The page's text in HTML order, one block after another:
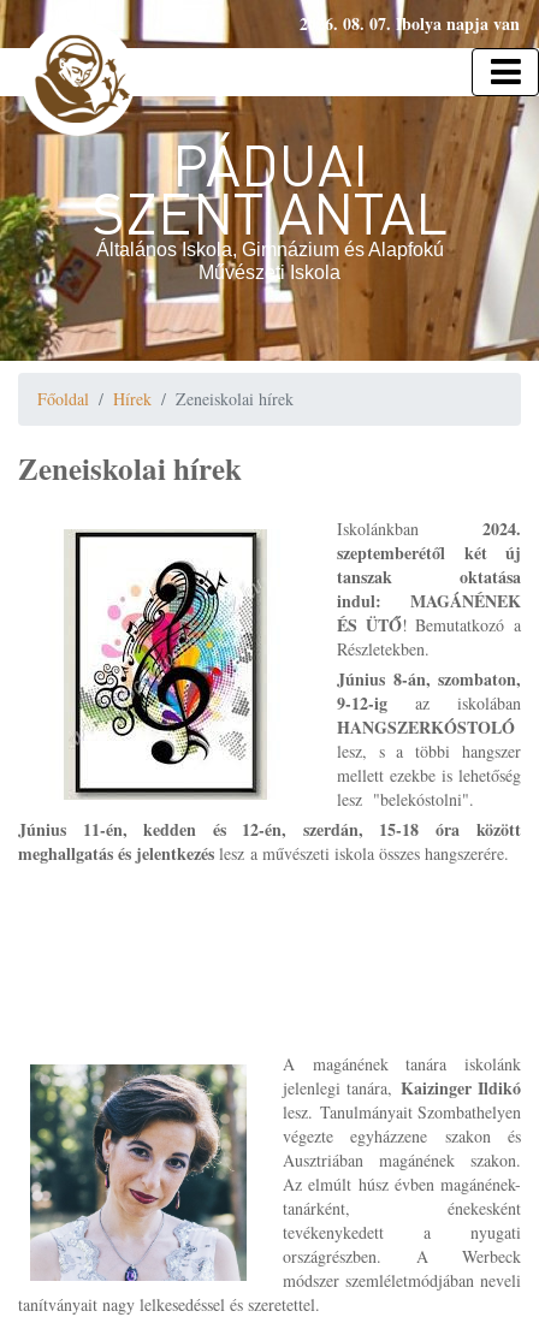
2026. 08. 07. Ibolya napja van
PÁDUAI
SZENT ANTAL
Általános Iskola, Gimnázium és Alapfokú
Művészeti Iskola
Főoldal Hírek Zeneiskolai hírek
Zeneiskolai hírek
Iskolánkban 2024.
szeptemberétől két új
tanszak oktatása
indul: MAGÁNÉNEK
ÉS ÜTŐ! Bemutatkozó a
Részletekben.
Június 8-án, szombaton,
9-12-ig az iskolában
HANGSZERKÓSTOLÓ
lesz, s a többi hangszer
mellett ezekbe is lehetőség
lesz "belekóstolni".
Június 11-én, kedden és 12-én, szerdán, 15-18 óra között
meghallgatás és jelentkezés lesz a művészeti iskola összes hangszerére.
A magánének tanára iskolánk
jelenlegi tanára, Kaizinger Ildikó
lesz. Tanulmányait Szombathelyen
végezte egyházzene szakon és
Ausztriában magánének szakon.
Az elmúlt húsz évben magánének-
tanárként, énekesként
tevékenykedett a nyugati
országrészben. A Werbeck
módszer szemléletmódjában neveli
tanítványait nagy lelkesedéssel és szeretettel.